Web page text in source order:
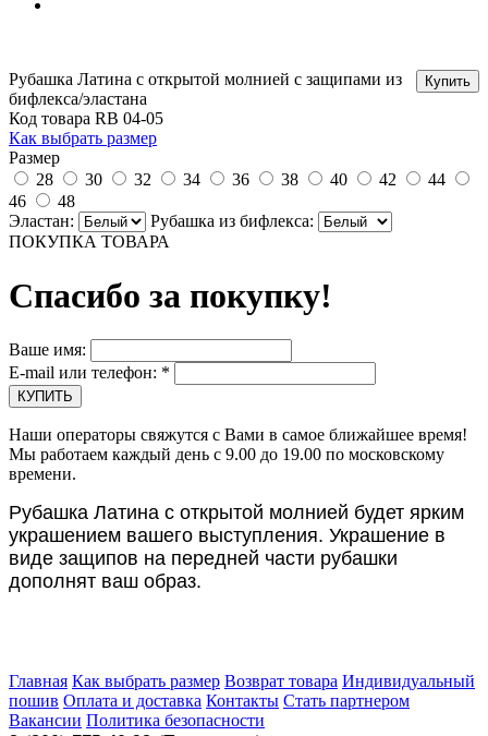
Рубашка Латина с открытой молнией с защипами из
бифлекса/эластана
Код товара RB 04-05
Как выбрать размер
Размер
28
30 32 34 36 38 40 42
44
46
48
Эластан:
Рубашка из бифлекса:
ПОКУПКА ТОВАРА
Спасибо за покупку!
Ваше имя:
E-mail или телефон: *
Наши операторы свяжутся с Вами в самое ближайшее время!
Мы работаем каждый день с 9.00 до 19.00 по московскому
времени.
Рубашка Латина с открытой молнией будет ярким
украшением вашего выступления. Украшение в
виде защипов на передней части рубашки
дополнят ваш образ.
Главная Как выбрать размер Возврат товара Индивидуальный
пошив Оплата и доставка Контакты Стать партнером
Вакансии Политика безопасности